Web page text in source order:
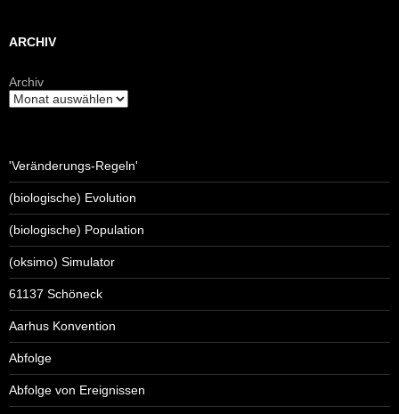
ARCHIV
Archiv
'Veränderungs-Regeln'
(biologische) Evolution
(biologische) Population
(oksimo) Simulator
61137 Schöneck
Aarhus Konvention
Abfolge
Abfolge von Ereignissen